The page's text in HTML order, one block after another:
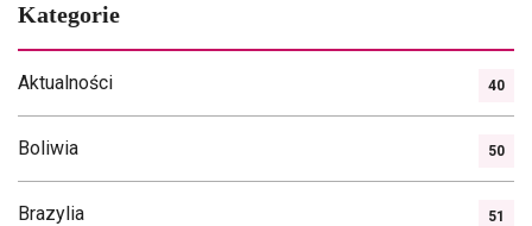
wpisach
Kategorie
Aktualności 40
Boliwia 50
Brazylia 51